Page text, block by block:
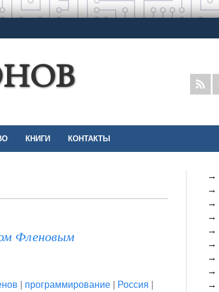
КНИГИ КОНТАКТЫ
Фленовым
программирование Россия